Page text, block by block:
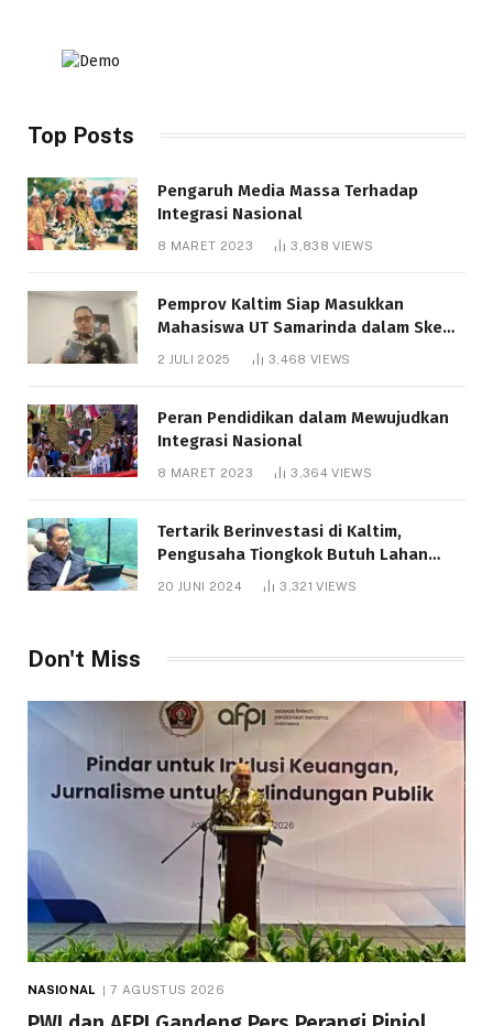
Top Posts
Pengaruh Media Massa Terhadap
Integrasi Nasional
8 MARET 2023 3,838VIEWS
Pemprov Kaltim Siap Masukkan
Mahasiswa UT Samarinda dalam Skema
Bantuan Pendidikan Gratispol
2 JULI 2025 3,468 VIEWS
Peran Pendidikan dalam Mewujudkan
Integrasi Nasional
8 MARET 2023 3,364VIEWS
Tertarik Berinvestasi di Kaltim,
Pengusaha Tiongkok Butuh Lahan
1.000 Hektare
20 JUNI 2024 3,321VIEWS
Don't Miss
NASIONAL 7 AGUSTUS 2026